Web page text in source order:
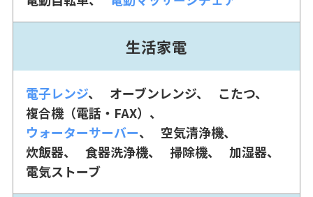
生活家電
電子レンジ オーブンレンジ
こたつ
複合機（電話・FAX）
ウォーターサーバー
空気清浄機
炊飯器
食器洗浄機 掃除機
加湿器
電気ストーブ